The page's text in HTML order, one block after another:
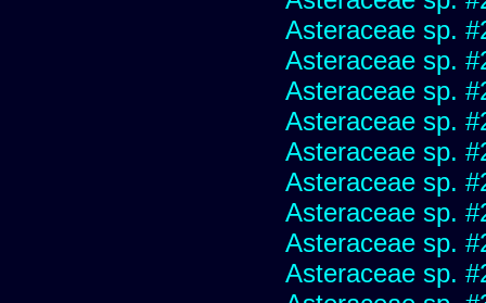
Asteraceae sp.
Asteraceae sp.
Asteraceae sp.
Asteraceae sp.
Asteraceae sp.
Asteraceae sp.
Asteraceae sp.
Asteraceae sp.
Asteraceae sp.